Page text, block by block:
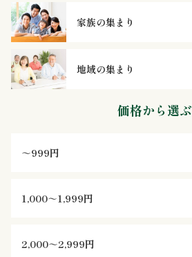
肉
メ
イ
海
イ
家族の集まり
地域の集まり
価格から選ぶ
～999円
1,000～1,999円
2,000～2,999円